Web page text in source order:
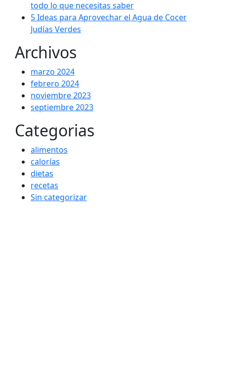
todo lo que necesitas saber
5 Ideas para Aprovechar el Agua de Cocer
Judías Verdes
Archivos
marzo 2024
febrero 2024
noviembre 2023
septiembre 2023
Categorias
alimentos
calorías
dietas
recetas
Sin categorizar